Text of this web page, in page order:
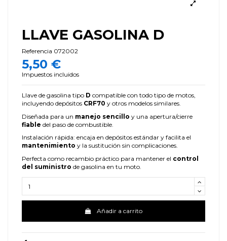
LLAVE GASOLINA D
Referencia 072002
5,50 €
Impuestos incluidos
Llave de gasolina tipo D compatible con todo tipo de motos,
incluyendo depósitos CRF70 y otros modelos similares.
Diseñada para un manejo sencillo y una apertura/cierre
fiable del paso de combustible.
Instalación rápida: encaja en depósitos estándar y facilita el
mantenimiento y la sustitución sin complicaciones.
Perfecta como recambio práctico para mantener el control
del suministro de gasolina en tu moto.
Añadir a carrito